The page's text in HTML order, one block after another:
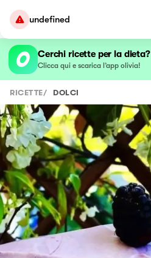
undefined
Cerchi ricette per la dieta?
Clicca qui e scarica l’app olivia!
RICETTE/ DOLCI